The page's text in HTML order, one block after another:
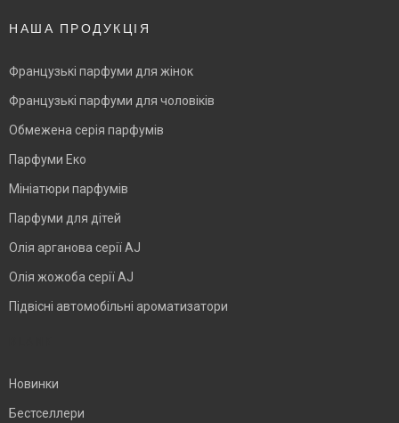
НАША ПРОДУКЦІЯ
Французькі парфуми для жінок
Французькі парфуми для чоловіків
Обмежена серія парфумів
Парфуми Еко
Мініатюри парфумів
Парфуми для дітей
Олія арганова серії AJ
Олія жожоба серії AJ
Підвісні автомобільні ароматизатори
Новинки
Бестселлери